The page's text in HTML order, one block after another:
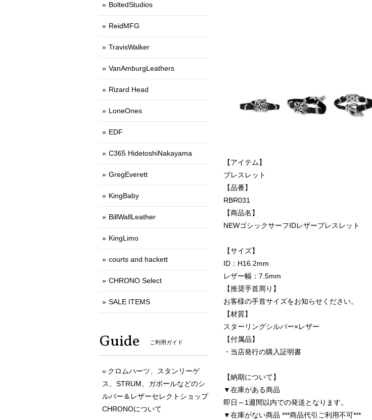
【アイテム】
ブレスレット
【品番】
RBR031
【商品名】
NEWゴシックサーフIDレザーブレスレット
【サイズ】
ID：H16.2mm
レザー幅：7.5mm
【推奨手首周り】
お客様の手首サイズをお知らせください。
【材質】
スターリングシルバー×レザー
【付属品】
・当店発行の購入証明書
【納期について】
▼在庫がある商品
即日～1週間以内での発送となります。
▼在庫がない商品 ***商品代引ご利用不可***
BoltedStudios
ReidMFG
TravisWalker
VanAmburgLeathers
Rizard Head
LoneOnes
EDF
C365 HidetoshiNakayama
GregEverett
KingBaby
BillWallLeather
KingLimo
courts and hackett
CHRONO Select
SALE ITEMS
Guide ご利用ガイド
クロムハーツ、スタンリーゲ
ス、STRUM、ガボールなどのシ
ルバー＆レザーセレクトショップ
CHRONOについて